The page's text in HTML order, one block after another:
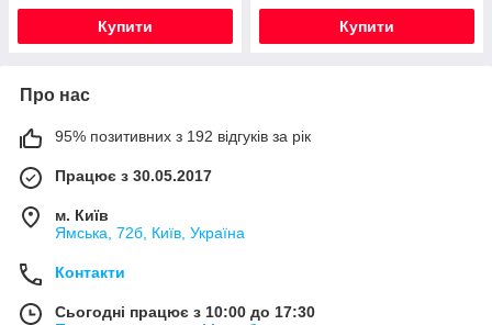
Купити Купити
Про нас
95% позитивних з 192 відгуків за рік
Працює з 30.05.2017
м. Київ
Ямська, 72б, Київ, Україна
Контакти
Сьогодні працює з 10:00 до 17:30